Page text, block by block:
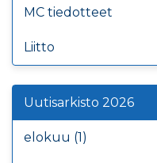
MC tiedotteet
Liitto
Uutisarkisto 2026
elokuu (1)